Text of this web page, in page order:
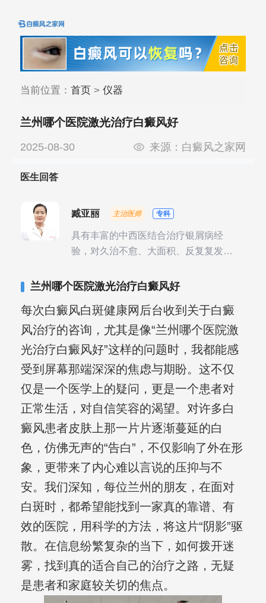
当前位置： 首页> 仪器
兰州哪个医院激光治疗白癜风好
2025-08-30 来源： 白癜风之家网
医生回答
臧亚丽 主治医师 专科
具有丰富的中西医结合治疗银屑病经
验，对久治不愈、大面积、反复复发性
兰州哪个医院激光治疗白癜风好
每次白癜风白斑健康网后台收到关于白癜
风治疗的咨询，尤其是像“兰州哪个医院激
光治疗白癜风好”这样的问题时，我都能感
受到屏幕那端深深的焦虑与期盼。这不仅
仅是一个医学上的疑问，更是一个患者对
正常生活，对自信笑容的渴望。对许多白
癜风患者皮肤上那一片片逐渐蔓延的白
色，仿佛无声的“告白”，不仅影响了外在形
象，更带来了内心难以言说的压抑与不
安。我们深知，每位兰州的朋友，在面对
白斑时，都希望能找到一家真的靠谱、有
效的医院，用科学的方法，将这片“阴影”驱
散。在信息纷繁复杂的当下，如何拨开迷
雾，找到真的适合自己的治疗之路，无疑
是患者和家庭较关切的焦点。